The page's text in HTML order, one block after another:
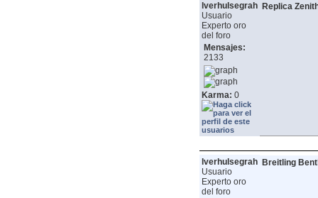
lverhulsegrah
Usuario
Experto oro
del foro
Mensajes:
2133
Karma: 0
Replica
lverhulsegrah
Usuario
Experto oro
del foro
Breitling